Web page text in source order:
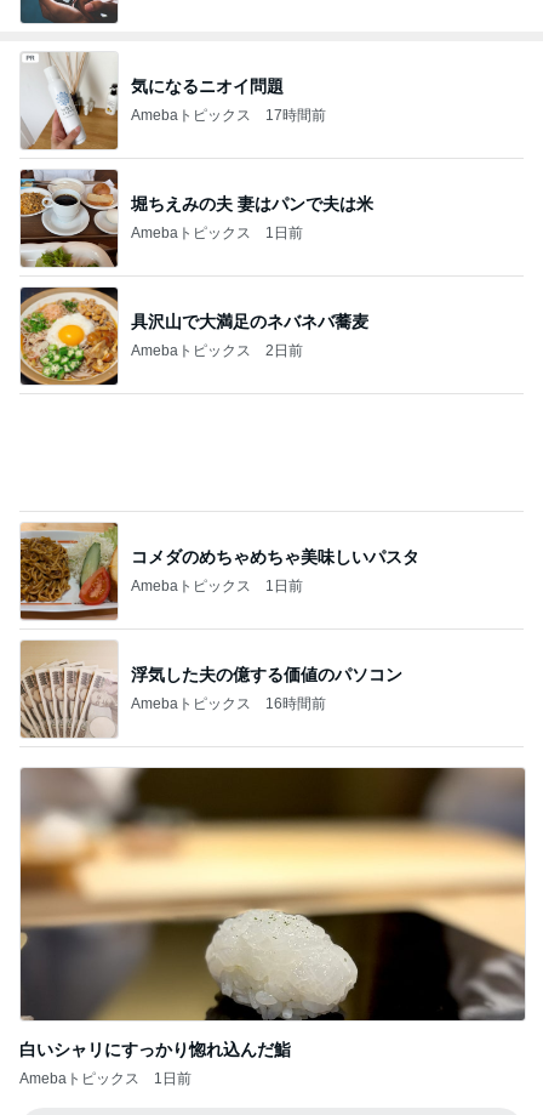
気になるニオイ問題
Amebaトピックス 17時間前
堀ちえみの夫 妻はパンで夫は米
Amebaトピックス 1日前
具沢山で大満足のネバネバ蕎麦
Amebaトピックス 2日前
浮気した夫の億する価値のパソコン
Amebaトピックス 16時間前
白いシャリにすっかり惚れ込んだ鮨
記事を読む